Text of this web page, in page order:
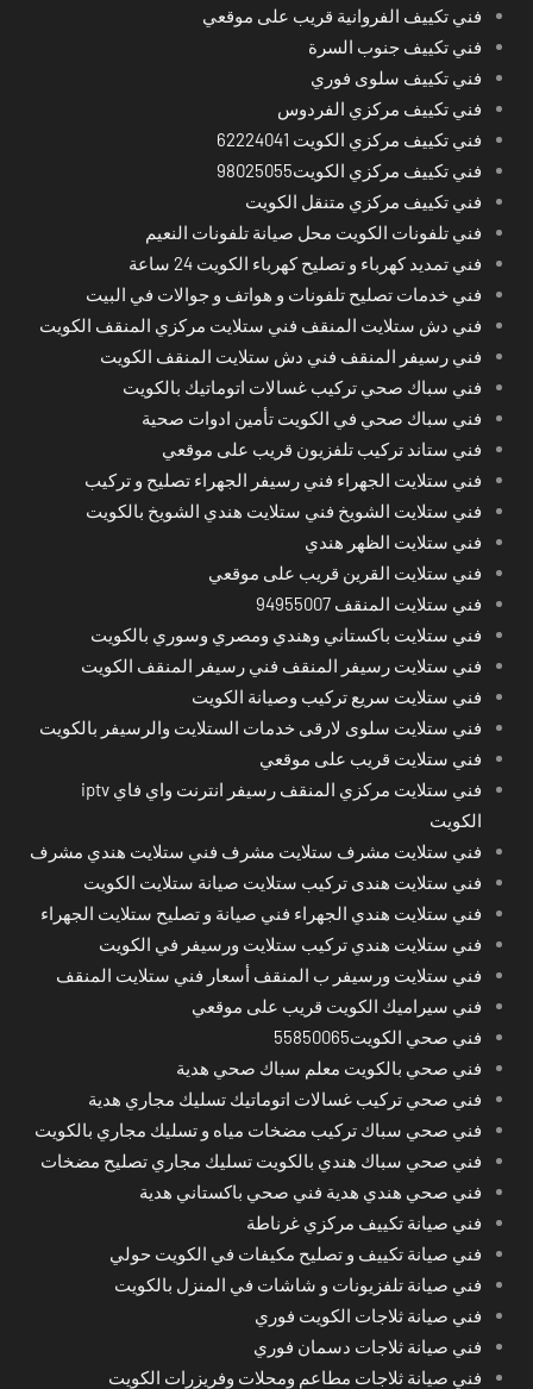
فني تكييف الفروانية قريب على موقعي
فني تكييف جنوب السرة
فني تكييف سلوى فوري
فني تكييف مركزي الفردوس
فني تكييف مركزي الكويت 62224041
فني تكييف مركزي الكويت98025055
فني تكييف مركزي متنقل الكويت
فني تلفونات الكويت محل صيانة تلفونات النعيم
فني تمديد كهرباء و تصليح كهرباء الكويت 24 ساعة
فني خدمات تصليح تلفونات و هواتف و جوالات في البيت
فني دش ستلايت المنقف فني ستلايت مركزي المنقف الكويت
فني رسيفر المنقف فني دش ستلايت المنقف الكويت
فني سباك صحي تركيب غسالات اتوماتيك بالكويت
فني سباك صحي في الكويت تأمين ادوات صحية
فني ستاند تركيب تلفزيون قريب على موقعي
فني ستلايت الجهراء فني رسيفر الجهراء تصليح و تركيب
فني ستلايت الشويخ فني ستلايت هندي الشويخ بالكويت
فني ستلايت الظهر هندي
فني ستلايت القرين قريب على موقعي
فني ستلايت المنقف 94955007
فني ستلايت باكستاني وهندي ومصري وسوري بالكويت
فني ستلايت رسيفر المنقف فني رسيفر المنقف الكويت
فني ستلايت سريع تركيب وصيانة الكويت
فني ستلايت سلوى لارقى خدمات الستلايت والرسيفر بالكويت
فني ستلايت قريب على موقعي
فني ستلايت مركزي المنقف رسيفر انترنت واي فاي iptv
الكويت
فني ستلايت مشرف ستلايت مشرف فني ستلايت هندي مشرف
فني ستلايت هندى تركيب ستلايت صيانة ستلايت الكويت
فني ستلايت هندي الجهراء فني صيانة و تصليح ستلايت الجهراء
فني ستلايت هندي تركيب ستلايت ورسيفر في الكويت
فني ستلايت ورسيفر ب المنقف أسعار فني ستلايت المنقف
فني سيراميك الكويت قريب على موقعي
فني صحي الكويت55850065
فني صحي بالكويت معلم سباك صحي هدية
فني صحي تركيب غسالات اتوماتيك تسليك مجاري هدية
فني صحي سباك تركيب مضخات مياه و تسليك مجاري بالكويت
فني صحي سباك هندي بالكويت تسليك مجاري تصليح مضخات
فني صحي هندي هدية فني صحي باكستاني هدية
فني صيانة تكييف مركزي غرناطة
فني صيانة تكييف و تصليح مكيفات في الكويت حولي
فني صيانة تلفزيونات و شاشات في المنزل بالكويت
فني صيانة ثلاجات الكويت فوري
فني صيانة ثلاجات دسمان فوري
فني صيانة ثلاجات مطاعم ومحلات وفريزرات الكويت